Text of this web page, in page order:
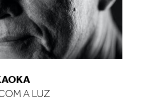
A LUZ